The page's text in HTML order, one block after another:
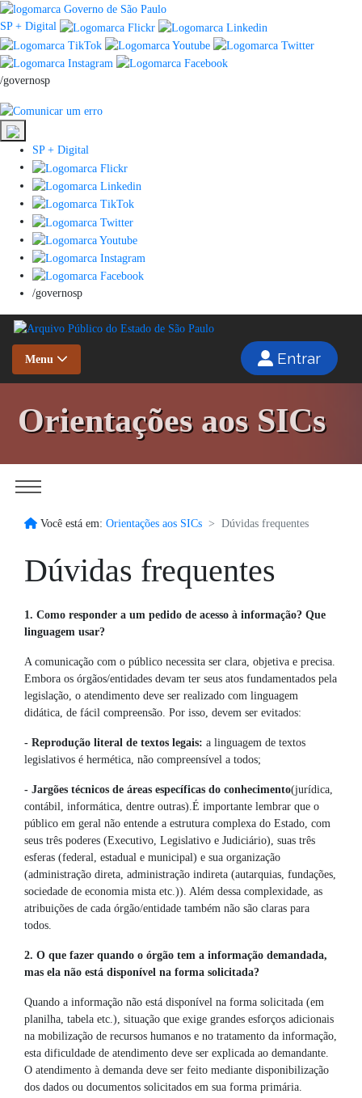
SP + Digital
/governosp
SP + Digital
/governosp
Menu Entrar
Orientações aos SICs
Você está em: Orientações aos SICs Dúvidas frequentes
Dúvidas frequentes
1. Como responder a um pedido de acesso à informação? Que
linguagem usar?
A comunicação com o público necessita ser clara, objetiva e precisa.
Embora os órgãos/entidades devam ter seus atos fundamentados pela
legislação, o atendimento deve ser realizado com linguagem
didática, de fácil compreensão. Por isso, devem ser evitados:
- Reprodução literal de textos legais: a linguagem de textos
legislativos é hermética, não compreensível a todos;
- Jargões técnicos de áreas específicas do conhecimento(jurídica,
contábil, informática, dentre outras).É importante lembrar que o
público em geral não entende a estrutura complexa do Estado, com
seus três poderes (Executivo, Legislativo e Judiciário), suas três
esferas (federal, estadual e municipal) e sua organização
(administração direta, administração indireta (autarquias, fundações,
sociedade de economia mista etc.)). Além dessa complexidade, as
atribuições de cada órgão/entidade também não são claras para
todos.
2. O que fazer quando o órgão tem a informação demandada,
mas ela não está disponível na forma solicitada?
Quando a informação não está disponível na forma solicitada (em
planilha, tabela etc.), situação que exige grandes esforços adicionais
na mobilização de recursos humanos e no tratamento da informação,
esta dificuldade de atendimento deve ser explicada ao demandante.
O atendimento à demanda deve ser feito mediante disponibilização
dos dados ou documentos solicitados em sua forma primária.